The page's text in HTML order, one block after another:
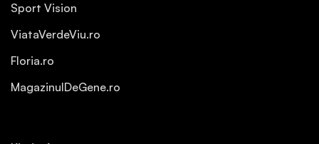
Sport Vision
ViataVerdeViu.ro
Floria.ro
MagazinulDeGene.ro